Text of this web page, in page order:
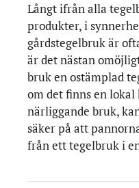
Långt ifrån alla
produkter, i
gårdstegelbruk är
är det nästan
bruk en ostämplad
om det finns en
närliggande bruk,
säker på att
från ett tegelbruk i